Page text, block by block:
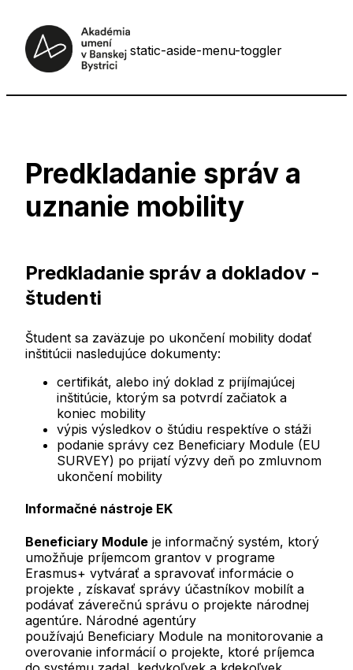
static-aside-menu-toggler
Predkladanie správ a
uznanie mobility
Predkladanie správ a dokladov -
študenti
Študent sa zaväzuje po ukončení mobility dodať
inštitúcii nasledujúce dokumenty:
certifikát, alebo iný doklad z prijímajúcej
inštitúcie, ktorým sa potvrdí začiatok a
koniec mobility
výpis výsledkov o štúdiu respektíve o stáži
podanie správy cez Beneficiary Module (EU
SURVEY) po prijatí výzvy deň po zmluvnom
ukončení mobility
Informačné nástroje EK
Beneficiary Module je informačný systém, ktorý
umožňuje príjemcom grantov v programe
Erasmus+ vytvárať a spravovať informácie o
projekte , získavať správy účastníkov mobilít a
podávať záverečnú správu o projekte národnej
agentúre. Národné agentúry
používajú Beneficiary Module na monitorovanie a
overovanie informácií o projekte, ktoré príjemca